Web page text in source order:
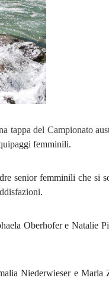
tappa del Campionato
femminili.
senior femminili che si
.
Oberhofer e Natalie
Niederwieser e Marla